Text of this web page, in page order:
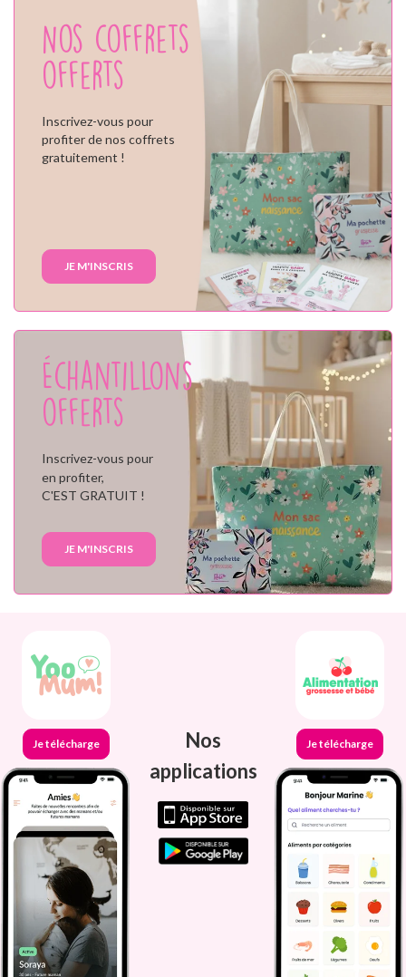
Nos coffrets
offerts
Inscrivez-vous pour
profiter de nos coffrets
gratuitement !
JE M'INSCRIS
Échantillons
offerts
Inscrivez-vous pour
en profiter,
C'EST GRATUIT !
JE M'INSCRIS
Je télécharge
Nos
applications
Je télécharge